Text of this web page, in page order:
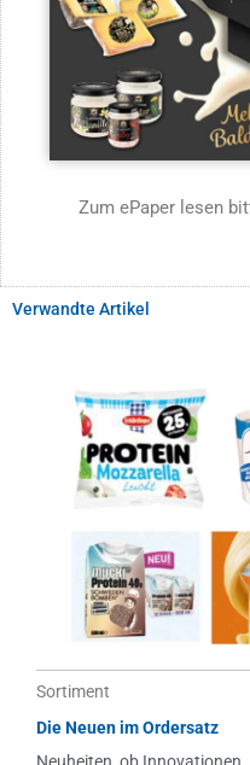
Zum ePaper lesen
Verwandte Artikel
Sortiment
Die Neuen im Ordersatz
Neuheiten, ob Innovationen,